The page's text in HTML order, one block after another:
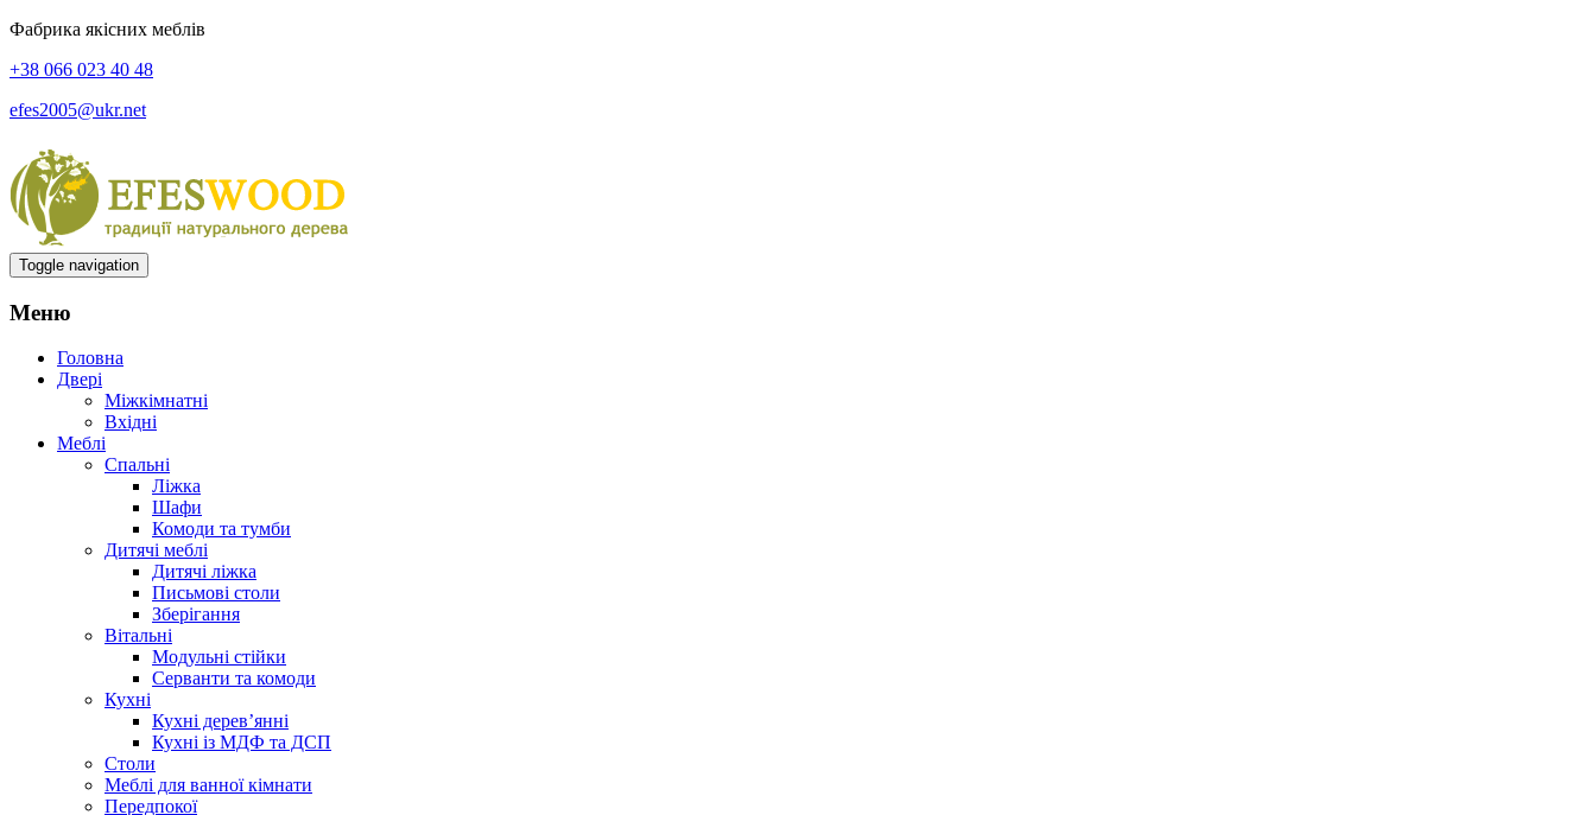
Фабрика якісних меблів
+38 066 023 40 48
efes2005@ukr.net
Toggle navigation
Меню
Головна
Двері
Міжкімнатні
Вхідні
Меблі
Спальні
Ліжка
Шафи
Комоди та тумби
Дитячі меблі
Дитячі ліжка
Письмові столи
Зберігання
Вітальні
Модульні стійки
Серванти та комоди
Кухні
Кухні дерев’янні
Кухні із МДФ та ДСП
Cтоли
Меблі для ванної кімнати
Передпокої